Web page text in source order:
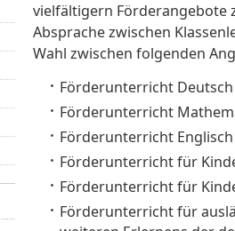
vielfältigern Förderangebote
Absprache zwischen
Wahl zwischen folgenden
Förderunterricht Deutsch
Förderunterricht
Förderunterricht Englisch
Förderunterricht für
Förderunterricht für
Förderunterricht für